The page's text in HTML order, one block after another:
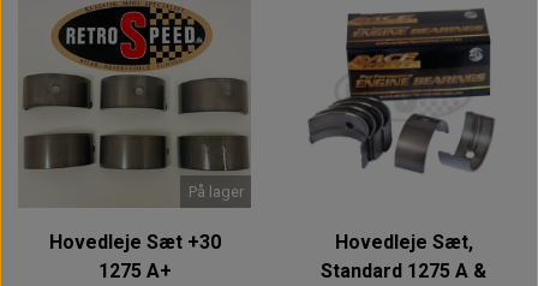
På lager
Hovedleje Sæt +30
1275 A+
Hovedleje Sæt,
Standard 1275 A &